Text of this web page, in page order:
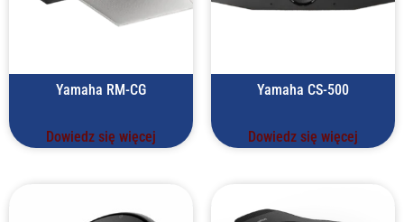
Yamaha RM-CG
Dowiedz się więcej
Yamaha CS-500
Dowiedz się więcej